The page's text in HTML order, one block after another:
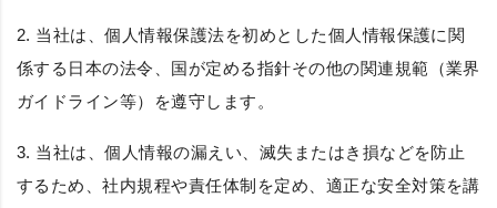
2. 当社は、個人情報保護法を初めとした個人情報保護に関
係する日本の法令、国が定める指針その他の関連規範（業界
ガイドライン等）を遵守します。
3. 当社は、個人情報の漏えい、滅失またはき損などを防止
するため、社内規程や責任体制を定め、適正な安全対策を講